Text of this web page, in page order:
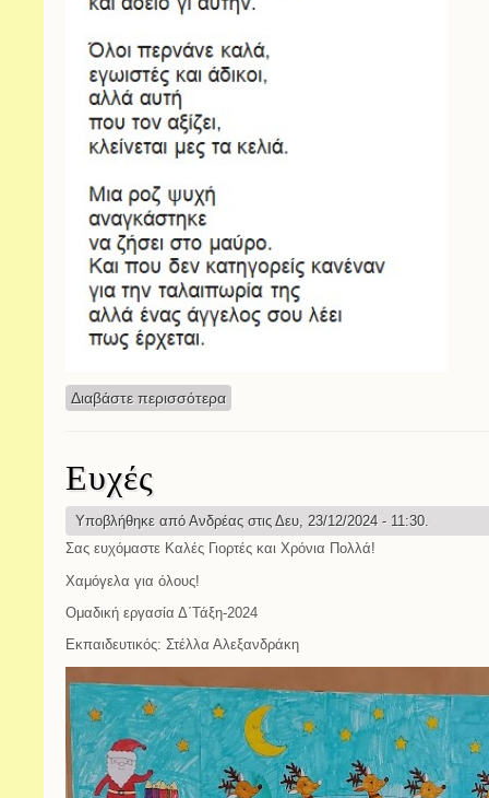
Διαβάστε περισσότερα
Ευχές
Υποβλήθηκε από Ανδρέας στις Δευ, 23/12/2024 - 11:30.
Σας ευχόμαστε Καλές Γιορτές και Χρόνια Πολλά!
Χαμόγελα για όλους!
Ομαδική εργασία Δ΄Τάξη-2024
Εκπαιδευτικός: Στέλλα Αλεξανδράκη